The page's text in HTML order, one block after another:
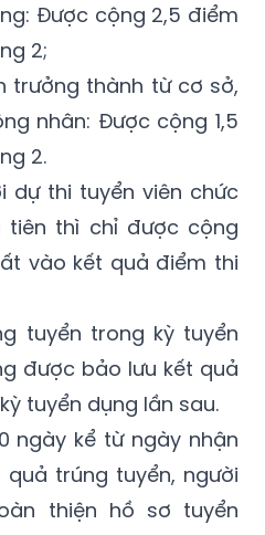
Được cộng 2,5 điểm
2;
trưởng thành từ cơ sở,
nhân: Được cộng 1,5
2.
dự thi tuyển viên chức
tiên thì chỉ được cộng
vào kết quả điểm thi
tuyển trong kỳ tuyển
được bảo lưu kết quả
tuyển dụng lần sau.
ngày kể từ ngày nhận
trúng tuyển, người
thiện hồ sơ tuyển